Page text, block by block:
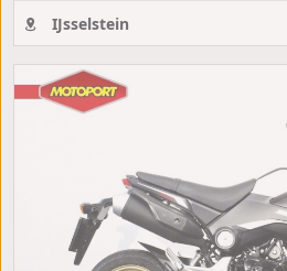
IJsselstein